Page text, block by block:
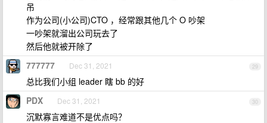
吊
作为公司(小公司)CTO ，经常跟其他几个 O 吵架
一吵架就溜出公司玩去了
然后他就被开除了
29
777777 Dec 31, 2021
总比我们小组 leader 瞎 bb 的好
30
PDX Dec 31, 2021
沉默寡言难道不是优点吗？